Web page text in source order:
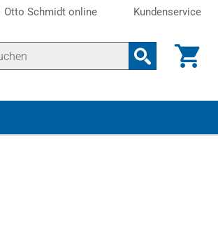
Otto Schmidt online Kundenservice